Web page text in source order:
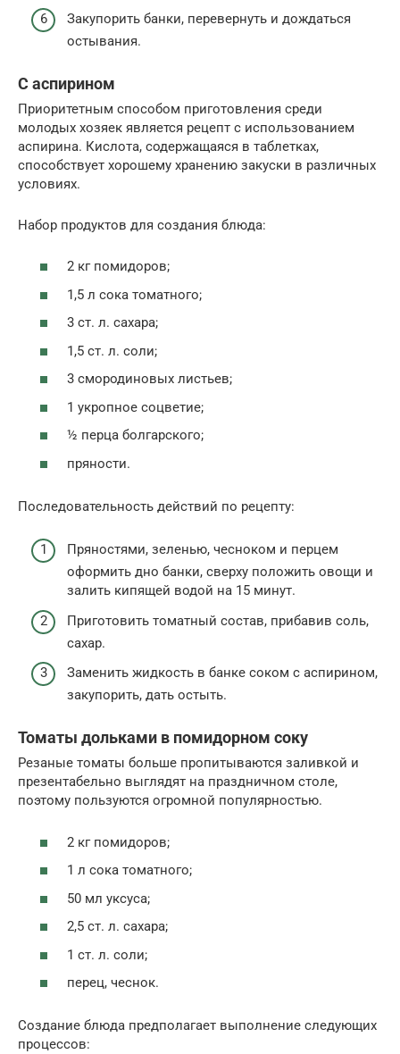
Закупорить банки, перевернуть и дождаться
остывания.
С аспирином
Приоритетным способом приготовления среди
молодых хозяек является рецепт с использованием
аспирина. Кислота, содержащаяся в таблетках,
способствует хорошему хранению закуски в различных
условиях.
Набор продуктов для создания блюда:
2 кг помидоров;
1,5 л сока томатного;
3 ст. л. сахара;
1,5 ст. л. соли;
3 смородиновых листьев;
1 укропное соцветие;
½ перца болгарского;
пряности.
Последовательность действий по рецепту:
Пряностями, зеленью, чесноком и перцем
оформить дно банки, сверху положить овощи и
залить кипящей водой на 15 минут.
Приготовить томатный состав, прибавив соль,
сахар.
Заменить жидкость в банке соком с аспирином,
закупорить, дать остыть.
Томаты дольками в помидорном соку
Резаные томаты больше пропитываются заливкой и
презентабельно выглядят на праздничном столе,
поэтому пользуются огромной популярностью.
2 кг помидоров;
1 л сока томатного;
50 мл уксуса;
2,5 ст. л. сахара;
1 ст. л. соли;
перец, чеснок.
Создание блюда предполагает выполнение следующих
процессов: